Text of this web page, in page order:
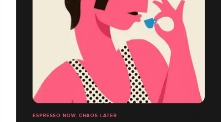
ESPRESSO NOW, CHAOS LATER